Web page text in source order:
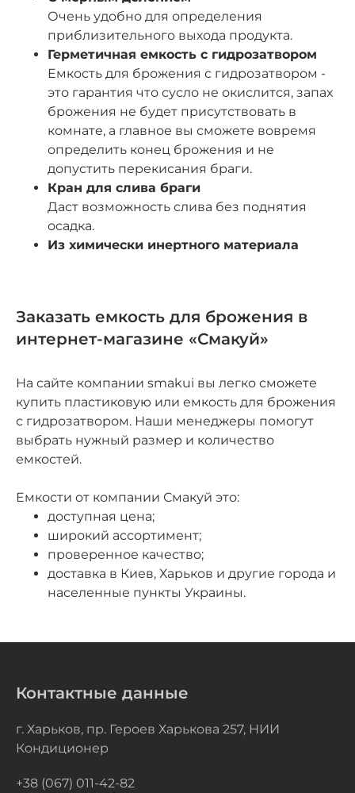
Очень удобно для определения
приблизительного выхода продукта.
Герметичная емкость с гидрозатвором
Емкость для брожения с гидрозатвором -
это гарантия что сусло не окислится, запах
брожения не будет присутствовать в
комнате, а главное вы сможете вовремя
определить конец брожения и не
допустить перекисания браги.
Кран для слива браги
Даст возможность слива без поднятия
осадка.
Из химически инертного материала
Заказать емкость для брожения в
интернет-магазине «Смакуй»
На сайте компании smakui вы легко сможете
купить пластиковую или емкость для брожения
с гидрозатвором. Наши менеджеры помогут
выбрать нужный размер и количество
емкостей.
Емкости от компании Смакуй это:
доступная цена;
широкий ассортимент;
проверенное качество;
доставка в Киев, Харьков и другие города и
населенные пункты Украины.
Контактные данные
г. Харьков, пр. Героев Харькова 257, НИИ
Кондиционер
+38 (067) 011-42-82